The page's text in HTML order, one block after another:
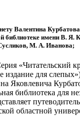
Валентина
библиотеке имени В. Я.
М. А. Иванова;
«Читательский
издание для
Яковлевича
библиотека для
областной